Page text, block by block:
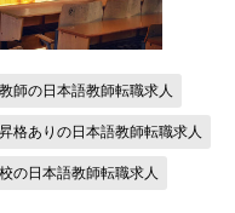
師の日本語教師転職求人
格ありの日本語教師転職求人
の日本語教師転職求人